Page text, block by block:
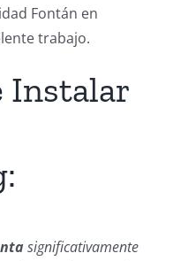
Fontán en
trabajo.
Instalar
significativamente